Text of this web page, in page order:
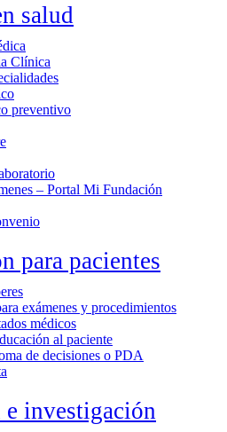
salud
Clínica
preventivo
– Portal Mi Fundación
para pacientes
exámenes y procedimientos
médicos
al paciente
de decisiones o PDA
investigación